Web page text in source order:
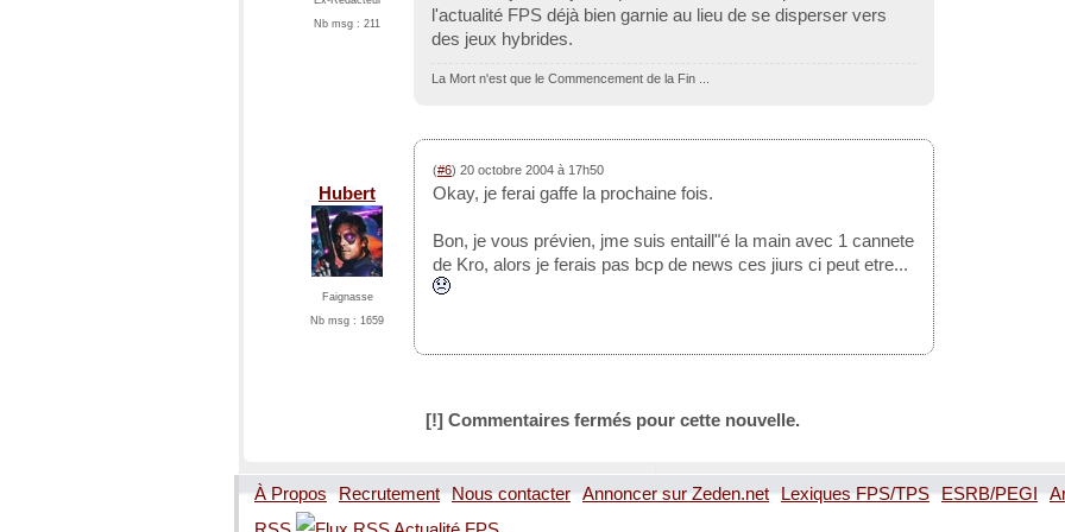
Nb msg : 211
l'actualité FPS déjà bien garnie au lieu de se disperser vers
des jeux hybrides.
La Mort n'est que le Commencement de la Fin ...
Hubert
Faignasse
Nb msg : 1659
(#6) 20 octobre 2004 à 17h50
Okay, je ferai gaffe la prochaine fois.
Bon, je vous prévien, jme suis entaill"é la main avec 1 cannete
de Kro, alors je ferais pas bcp de news ces jiurs ci peut etre...
[!] Commentaires fermés pour cette nouvelle.
À Propos Recrutement Nous contacter Annoncer sur Zeden.net Lexiques FPS/TPS ESRB/PEGI